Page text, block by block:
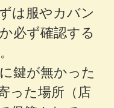
は服やカバン
必ず確認する
鍵が無かった
った場所（店